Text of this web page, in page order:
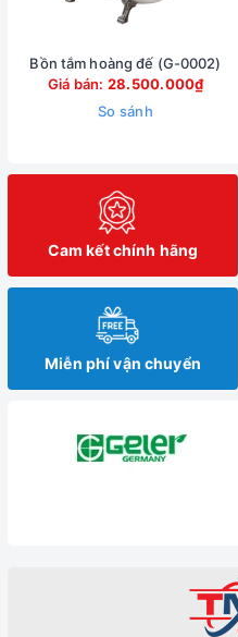
Bồn tắm hoàng đế (G-0002)
Giá bán: 28.500.000₫
So sánh
Cam kết chính hãng
Miễn phí vận chuyển